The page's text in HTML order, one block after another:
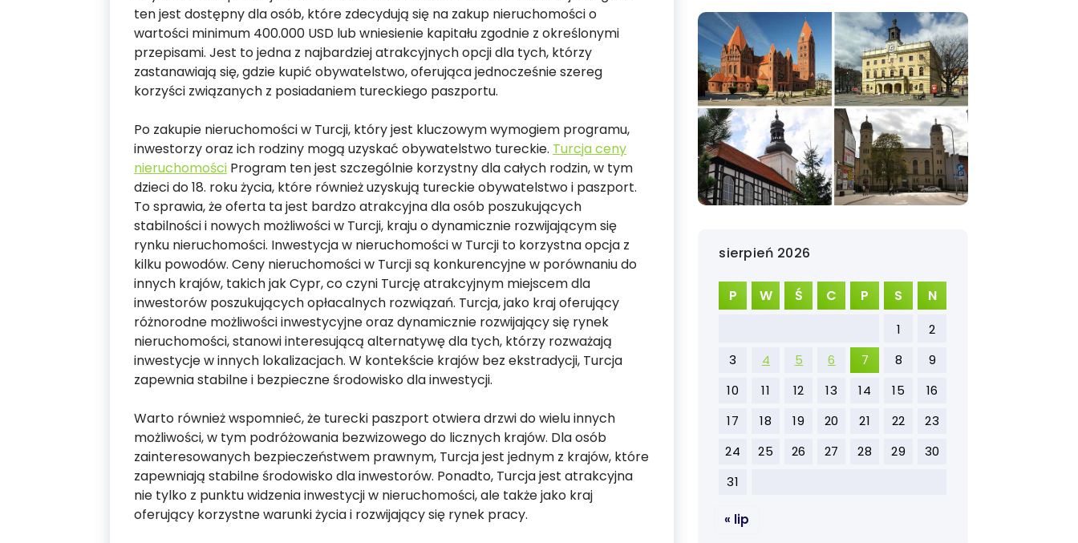
ten jest dostępny dla osób, które zdecydują się na zakup nieruchomości o
wartości minimum 400.000 USD lub wniesienie kapitału zgodnie z określonymi
przepisami. Jest to jedna z najbardziej atrakcyjnych opcji dla tych, którzy
zastanawiają się, gdzie kupić obywatelstwo, oferująca jednocześnie szereg
korzyści związanych z posiadaniem tureckiego paszportu.
Po zakupie nieruchomości w Turcji, który jest kluczowym wymogiem programu,
inwestorzy oraz ich rodziny mogą uzyskać obywatelstwo tureckie. Turcja ceny
nieruchomości Program ten jest szczególnie korzystny dla całych rodzin, w tym
dzieci do 18. roku życia, które również uzyskują tureckie obywatelstwo i paszport.
To sprawia, że oferta ta jest bardzo atrakcyjna dla osób poszukujących
stabilności i nowych możliwości w Turcji, kraju o dynamicznie rozwijającym się
rynku nieruchomości. Inwestycja w nieruchomości w Turcji to korzystna opcja z
kilku powodów. Ceny nieruchomości w Turcji są konkurencyjne w porównaniu do
innych krajów, takich jak Cypr, co czyni Turcję atrakcyjnym miejscem dla
inwestorów poszukujących opłacalnych rozwiązań. Turcja, jako kraj oferujący
różnorodne możliwości inwestycyjne oraz dynamicznie rozwijający się rynek
nieruchomości, stanowi interesującą alternatywę dla tych, którzy rozważają
inwestycje w innych lokalizacjach. W kontekście krajów bez ekstradycji, Turcja
zapewnia stabilne i bezpieczne środowisko dla inwestycji.
Warto również wspomnieć, że turecki paszport otwiera drzwi do wielu innych
możliwości, w tym podróżowania bezwizowego do licznych krajów. Dla osób
zainteresowanych bezpieczeństwem prawnym, Turcja jest jednym z krajów, które
zapewniają stabilne środowisko dla inwestorów. Ponadto, Turcja jest atrakcyjna
nie tylko z punktu widzenia inwestycji w nieruchomości, ale także jako kraj
oferujący korzystne warunki życia i rozwijający się rynek pracy.
sierpień 2026
P W Ś C P S N
1
2
3
4 5 6 7 8
9
10
11 12 13 14 15
16
17
18 19 20 21 22
23
24
25 26 27 28 29
30
31
« lip